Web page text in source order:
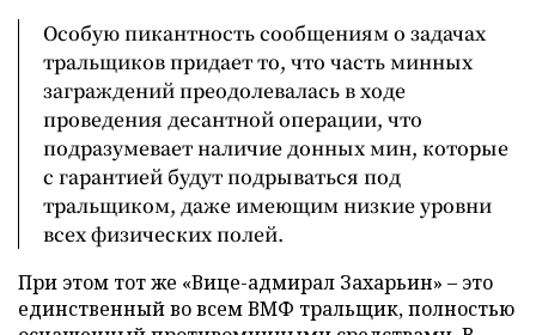
Особую пикантность сообщениям о задачах
тральщиков придает то, что часть минных
заграждений преодолевалась в ходе
проведения десантной операции, что
подразумевает наличие донных мин, которые
с гарантией будут подрываться под
тральщиком, даже имеющим низкие уровни
всех физических полей.
При этом тот же «Вице-адмирал Захарьин» – это
единственный во всем ВМФ тральщик, полностью